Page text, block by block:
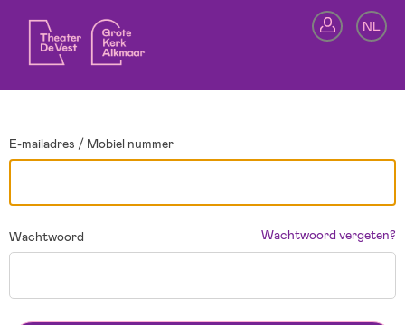
NL
E-mailadres / Mobiel nummer
Wachtwoord Wachtwoord vergeten?